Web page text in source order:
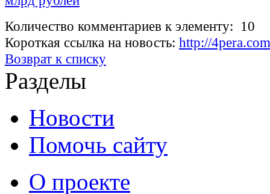
Количество комментариев к элементу: 10
Короткая ссылка на новость: http://
Возврат к списку
Разделы
Новости
Помочь сайту
О проекте